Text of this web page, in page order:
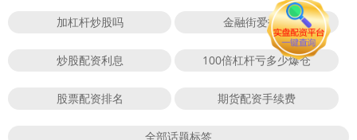
加杠杆炒股吗 金融街爱投顾
炒股配资利息 100倍杠杆亏多少爆仓
股票配资排名 期货配资手续费
全部话题标签